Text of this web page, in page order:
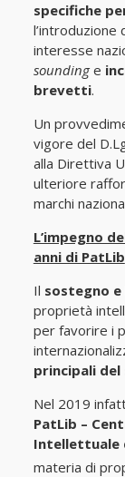
specifiche
l’introduzione
interesse
soundinge
brevetti.
Un
vigore del
alla Direttiva
ulteriore
marchi
L’impegno
anni di PatLib
Il sostegno
proprietà
per favorire i
principali
Nel 2019
PatLib –
Intellettuale
materia di